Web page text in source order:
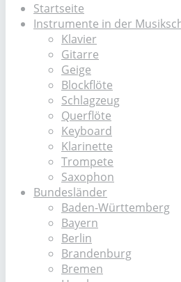
Startseite
Instrumente in der
Klavier
Gitarre
Geige
Blockflöte
Schlagzeug
Querflöte
Keyboard
Klarinette
Trompete
Saxophon
Bundesländer
Baden-Württemberg
Bayern
Berlin
Brandenburg
Bremen